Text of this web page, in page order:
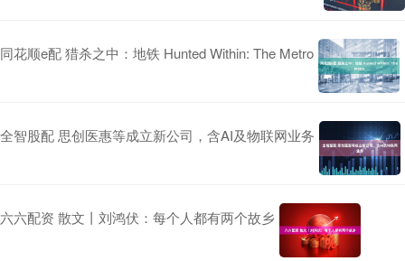
同花顺e配 猎杀之中：地铁 Hunted Within: The Metro
全智股配 思创医惠等成立新公司，含AI及物联网业务
六六配资 散文丨刘鸿伏：每个人都有两个故乡